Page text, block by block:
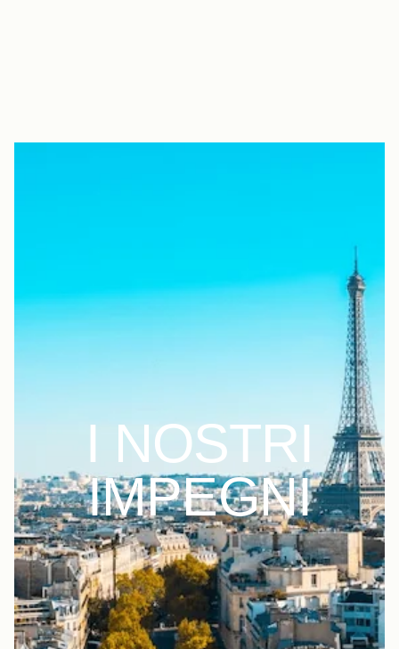
I NOSTRI
IMPEGNI